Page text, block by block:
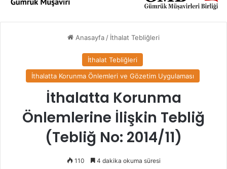
Anasayfa/ İthalat Tebliğleri
İthalat Tebliğleri
İthalatta Korunma Önlemleri ve Gözetim Uygulaması
İthalatta Korunma
Önlemlerine İlişkin Tebliğ
(Tebliğ No: 2014/11)
110 4 dakika okuma süresi